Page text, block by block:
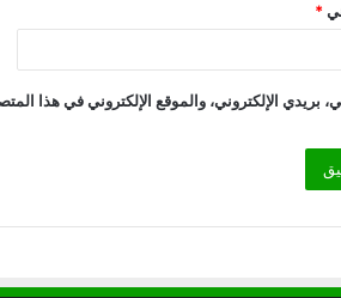
*
بريدي الإلكتروني، والموقع الإلكتروني في هذا